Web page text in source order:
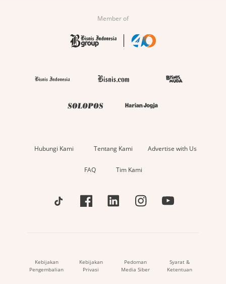
Member of
Hubungi Kami Tentang Kami Advertise with Us
FAQ Tim Kami
Kebijakan
Pengembalian
Kebijakan
Privasi
Pedoman
Media Siber
Syarat &
Ketentuan